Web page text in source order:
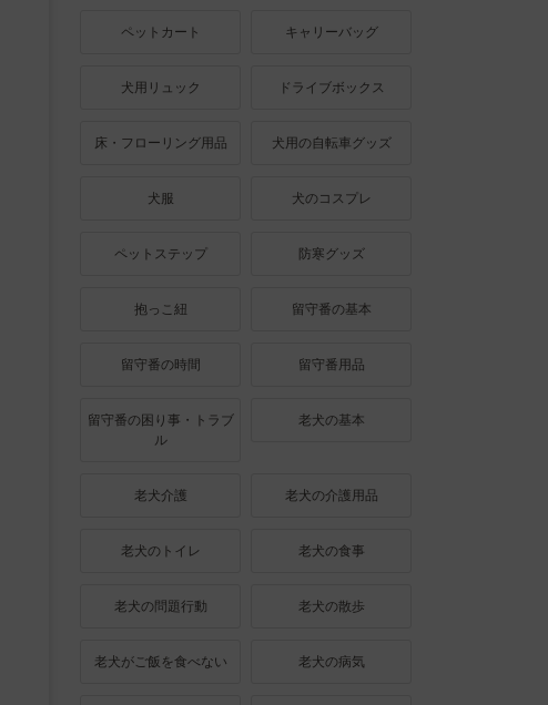
ペットカート キャリーバッグ
犬用リュック ドライブボックス
床・フローリング用品 犬用の自転車グッズ
犬服 犬のコスプレ
ペットステップ 防寒グッズ
抱っこ紐 留守番の基本
留守番の時間 留守番用品
留守番の困り事・トラブ
ル
老犬の基本
老犬介護 老犬の介護用品
老犬のトイレ 老犬の食事
老犬の問題行動 老犬の散歩
老犬がご飯を食べない 老犬の病気